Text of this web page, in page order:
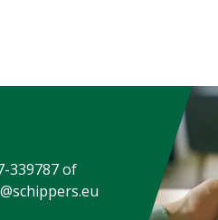
339787of